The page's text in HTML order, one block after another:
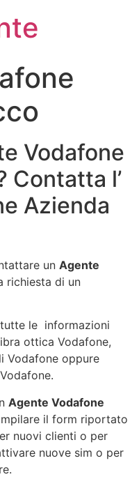
Vodafone
Contatta l’
Azienda
un Agente
richiesta di un
le informazioni
ottica Vodafone,
Vodafone oppure
Agente Vodafone
il form riportato
nuovi clienti o per
nuove sim o per